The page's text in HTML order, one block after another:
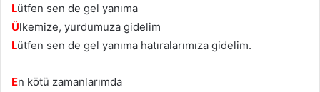
Lütfen sen de gel yanıma
Ülkemize, yurdumuza gidelim
Lütfen sen de gel yanıma hatıralarımıza gidelim.
En kötü zamanlarımda